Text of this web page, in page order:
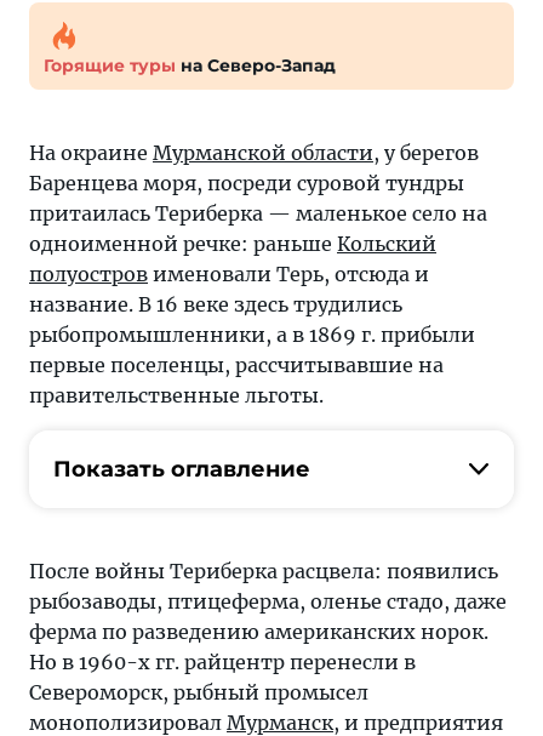
Горящие туры на Северо-Запад
На окраине Мурманской области, у берегов
Баренцева моря, посреди суровой тундры
притаилась Териберка — маленькое село на
одноименной речке: раньше Кольский
полуостров именовали Терь, отсюда и
название. В 16 веке здесь трудились
рыбопромышленники, а в 1869 г. прибыли
первые поселенцы, рассчитывавшие на
правительственные льготы.
Показать оглавление
После войны Териберка расцвела: появились
рыбозаводы, птицеферма, оленье стадо, даже
ферма по разведению американских норок.
Но в 1960-х гг. райцентр перенесли в
Североморск, рыбный промысел
монополизировал Мурманск, и предприятия